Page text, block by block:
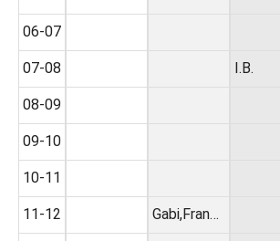
06-07
07-08
08-09
09-10
10-11
11-12 Gabi,Fran…
I.B.